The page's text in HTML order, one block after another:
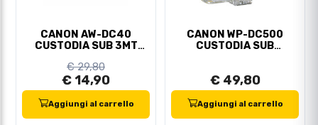
CANON AW-DC40
CUSTODIA SUB 3MT
€ 29,80
€ 14,90
Aggiungi al carrello
CANON WP-DC500
CUSTODIA SUB
€ 49,80
Aggiungi al carrello